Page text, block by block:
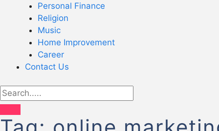
Personal Finance
Religion
Music
Home Improvement
Career
Contact Us